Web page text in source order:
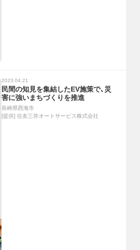
2023.04.21
民間の知見を集結したEV施策で、災
害に強いまちづくりを推進
長崎県西海市
[提供] 住友三井オートサービス株式会社